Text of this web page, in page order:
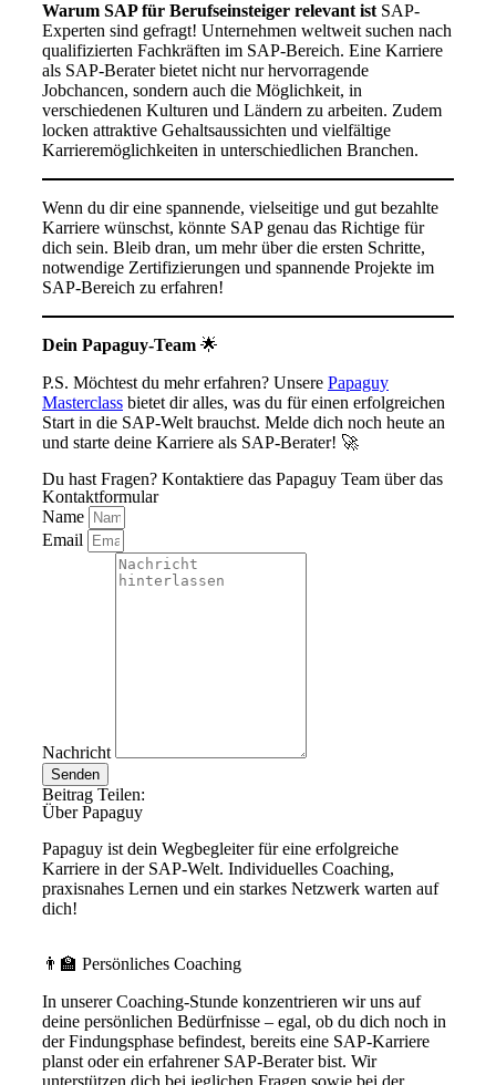
Warum SAP für Berufseinsteiger relevant istSAP-
Experten sind gefragt! Unternehmen weltweit suchen nach
qualifizierten Fachkräften im SAP-Bereich. Eine Karriere
als SAP-Berater bietet nicht nur hervorragende
Jobchancen, sondern auch die Möglichkeit, in
verschiedenen Kulturen und Ländern zu arbeiten. Zudem
locken attraktive Gehaltsaussichten und vielfältige
Karrieremöglichkeiten in unterschiedlichen Branchen.
Wenn du dir eine spannende, vielseitige und gut bezahlte
Karriere wünschst, könnte SAP genau das Richtige für
dich sein. Bleib dran, um mehr über die ersten Schritte,
notwendige Zertifizierungen und spannende Projekte im
SAP-Bereich zu erfahren!
Dein Papaguy-Team 🌟
P.S. Möchtest du mehr erfahren? Unsere Papaguy
Masterclass bietet dir alles, was du für einen erfolgreichen
Start in die SAP-Welt brauchst. Melde dich noch heute an
und starte deine Karriere als SAP-Berater! 🚀
Du hast Fragen? Kontaktiere das Papaguy Team über das
Kontaktformular
Name
Email
Nachricht
Senden
Beitrag Teilen:
Über Papaguy
Papaguy ist dein Wegbegleiter für eine erfolgreiche
Karriere in der SAP-Welt. Individuelles Coaching,
praxisnahes Lernen und ein starkes Netzwerk warten auf
dich!
👨‍🏫 Persönliches Coaching
In unserer Coaching-Stunde konzentrieren wir uns auf
deine persönlichen Bedürfnisse – egal, ob du dich noch in
der Findungsphase befindest, bereits eine SAP-Karriere
planst oder ein erfahrener SAP-Berater bist. Wir